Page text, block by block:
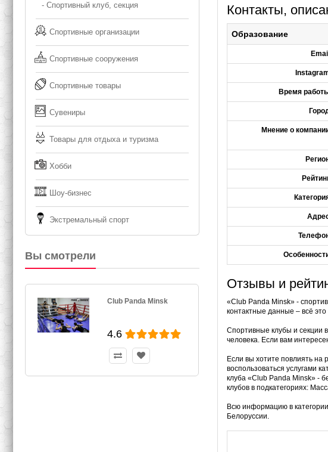
- Спортивный клуб, секция
Спортивные организации
Спортивные сооружения
Спортивные товары
Сувениры
Товары для отдыха и туризма
Хобби
Шоу-бизнес
Экстремальный спорт
Вы смотрели
Club Panda Minsk
4.6
Контакты,
Образование
Email
Время
Мнение о
Отзывы и
«Club Panda Minsk» -
контактные данные – всё
Спортивные клубы и секции
человека. Если вам
Если вы хотите повлиять на
воспользоваться услугами
клуба «Club Panda Minsk» -
клубов в подкатегориях:
Всю информацию в
Белоруссии.